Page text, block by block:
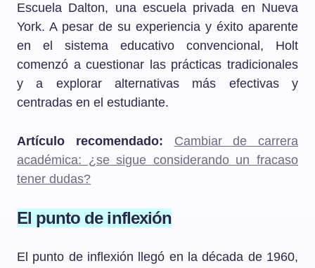
Escuela Dalton, una escuela privada en Nueva
York. A pesar de su experiencia y éxito aparente
en el sistema educativo convencional, Holt
comenzó a cuestionar las prácticas tradicionales
y a explorar alternativas más efectivas y
centradas en el estudiante.
Artículo recomendado:
Cambiar de carrera
académica: ¿se sigue considerando un fracaso
tener dudas?
El punto de inflexión
El punto de inflexión llegó en la década de 1960,